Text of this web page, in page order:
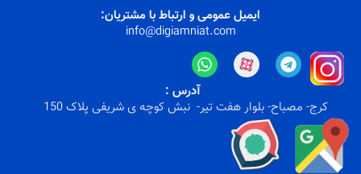
ایمیل عمومی و ارتباط با مشتریان:
info@digiamniat.com
آدرس :
کرج- مصباح- بلوار هفت تیر- نبش کوچه ی شریفی پلاک 150